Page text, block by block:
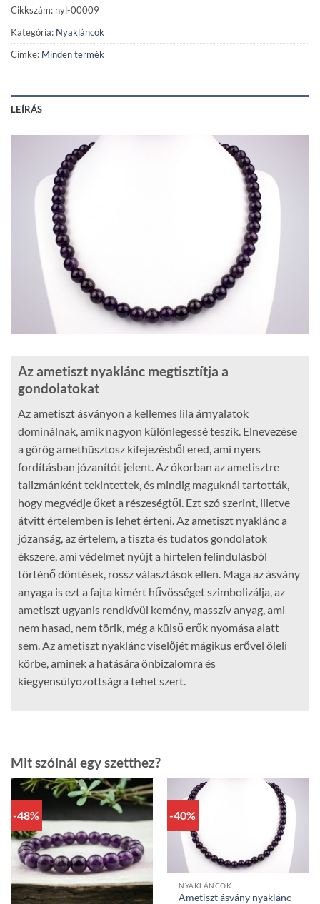
Cikkszám: nyl-00009
Kategória: Nyakláncok
Címke: Minden termék
LEÍRÁS
Az ametiszt nyaklánc megtisztítja a
gondolatokat
Az ametiszt ásványon a kellemes lila árnyalatok
dominálnak, amik nagyon különlegessé teszik. Elnevezése
a görög amethüsztosz kifejezésből ered, ami nyers
fordításban józanítót jelent. Az ókorban az ametisztre
talizmánként tekintettek, és mindig maguknál tartották,
hogy megvédje őket a részeségtől. Ezt szó szerint, illetve
átvitt értelemben is lehet érteni. Az ametiszt nyaklánc a
józanság, az értelem, a tiszta és tudatos gondolatok
ékszere, ami védelmet nyújt a hirtelen felindulásból
történő döntések, rossz választások ellen. Maga az ásvány
anyaga is ezt a fajta kimért hűvösséget szimbolizálja, az
ametiszt ugyanis rendkívül kemény, masszív anyag, ami
nem hasad, nem törik, még a külső erők nyomása alatt
sem. Az ametiszt nyaklánc viselőjét mágikus erővel öleli
körbe, aminek a hatására önbizalomra és
kiegyensúlyozottságra tehet szert.
Mit szólnál egy szetthez?
-48% -40%
NYAKLÁNCOK
Ametiszt ásvány nyaklánc